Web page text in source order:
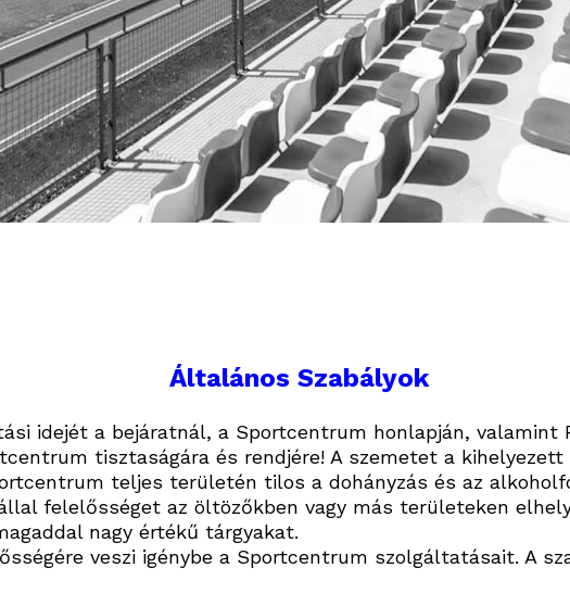
Általános Szabályok
idejét a bejáratnál, a Sportcentrum honlapján, valamint
tisztaságára és rendjére! A szemetet a kihelyezett
teljes területén tilos a dohányzás és az
felelősséget az öltözőkben vagy más területeken
nagy értékű tárgyakat.
veszi igénybe a Sportcentrum szolgáltatásait. A